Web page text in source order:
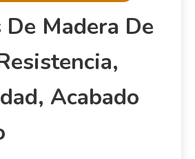
Madera De
Acabado